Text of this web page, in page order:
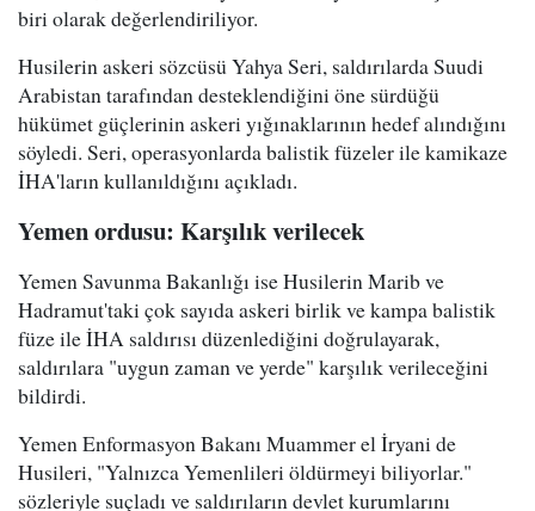
biri olarak değerlendiriliyor.
Husilerin askeri sözcüsü Yahya Seri, saldırılarda Suudi
Arabistan tarafından desteklendiğini öne sürdüğü
hükümet güçlerinin askeri yığınaklarının hedef alındığını
söyledi. Seri, operasyonlarda balistik füzeler ile kamikaze
İHA'ların kullanıldığını açıkladı.
Yemen ordusu: Karşılık verilecek
Yemen Savunma Bakanlığı ise Husilerin Marib ve
Hadramut'taki çok sayıda askeri birlik ve kampa balistik
füze ile İHA saldırısı düzenlediğini doğrulayarak,
saldırılara "uygun zaman ve yerde" karşılık verileceğini
bildirdi.
Yemen Enformasyon Bakanı Muammer el İryani de
Husileri, "Yalnızca Yemenlileri öldürmeyi biliyorlar."
sözleriyle suçladı ve saldırıların devlet kurumlarını